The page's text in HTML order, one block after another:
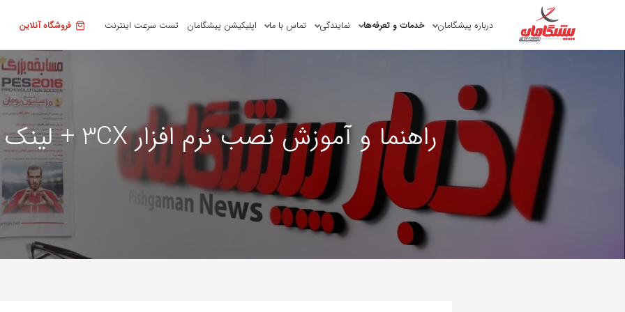
درباره پیشگامان خدمات و تعرفه‌ها نمایندگی تماس با ما اپلیکیشن پیشگامان فروشگاه آنلاین تست سرعت اینترنت
راهنما و آموزش نصب نرم افزار 3CX + لینک دانلود برنامه